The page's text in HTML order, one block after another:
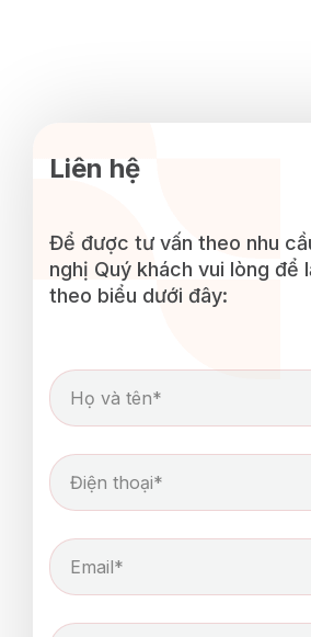
Liên hệ
Để được tư vấn theo nhu
nghị Quý khách vui lòng để
theo biểu dưới đây: